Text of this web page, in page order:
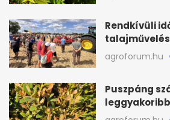
Rendkívüli
gazdáknak
agroforum.hu
Puszpáng
teendők